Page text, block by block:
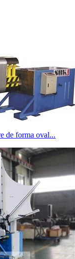
de forma oval...